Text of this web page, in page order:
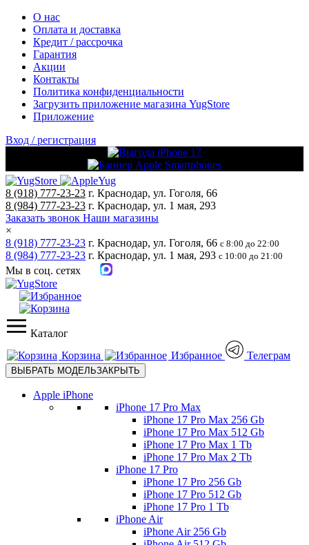
О нас
Оплата и доставка
Кредит / рассрочка
Гарантия
Акции
Контакты
Политика конфиденциальности
Загрузить приложение магазина YugStore
Приложение
Вход / регистрация
8 (918) 777-23-23 г. Краснодар, ул. Гоголя, 66
8 (984) 777-23-23 г. Краснодар, ул. 1 мая, 293
Заказать звонок Наши магазины
×
8 (918) 777-23-23 г. Краснодар, ул. Гоголя, 66 с 8:00 до 22:00
8 (984) 777-23-23 г. Краснодар, ул. 1 мая, 293 с 10:00 до 21:00
Мы в соц. сетях
Каталог
Корзина
Избранное Телеграм
ВЫБРАТЬ МОДЕЛЬЗАКРЫТЬ
Apple iPhone
iPhone 17 Pro Max
iPhone 17 Pro Max 256 Gb
iPhone 17 Pro Max 512 Gb
iPhone 17 Pro Max 1 Tb
iPhone 17 Pro Max 2 Tb
iPhone 17 Pro
iPhone 17 Pro 256 Gb
iPhone 17 Pro 512 Gb
iPhone 17 Pro 1 Tb
iPhone Air
iPhone Air 256 Gb